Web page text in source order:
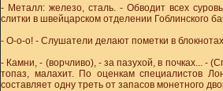
- Металл: железо, сталь. - Обводит всех
слитки в швейцарском отделении Гоблинского
- О-о-о! - Слушатели делают пометки в
- Камни, - (ворчливо), - за пазухой, в почках... -
топаз, малахит. По оценкам специалистов
составляет одну треть от запасов монетного